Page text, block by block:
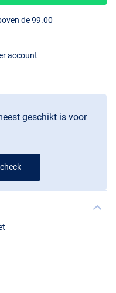
de 99.00
account
geschikt is voor